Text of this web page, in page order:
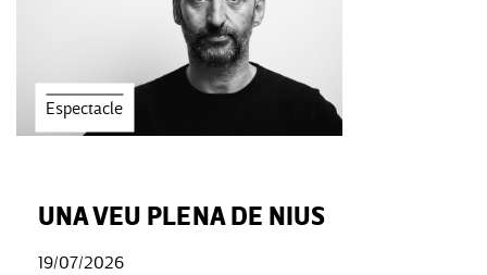
Espectacle
UNA VEU PLENA DE NIUS
19/07/2026